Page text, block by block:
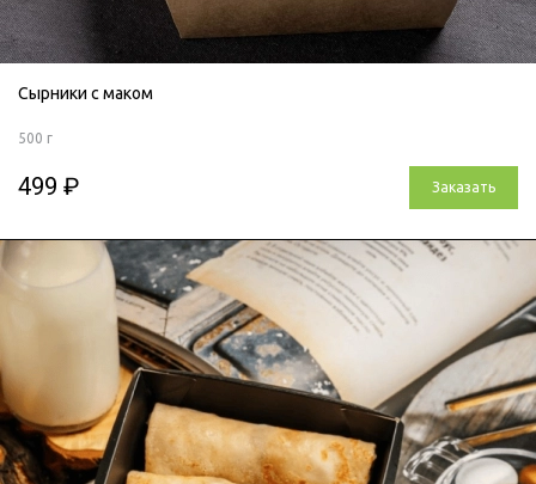
Сырники с маком
500 г
499 ₽ Заказать